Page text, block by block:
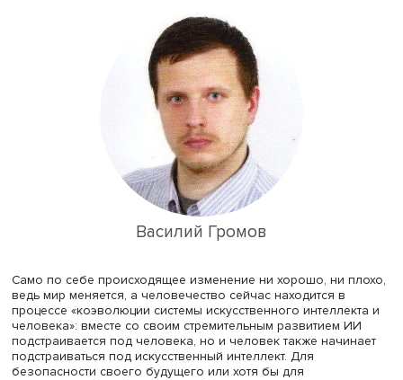
имели перед собой некую цель, будь то «Курочка Ряба»,
«Война и мир» или учебник математического анализа
первокурсников, отмечает профессор. Однако сейчас
самого раннего возраста окружены текстами,
непонятно кем, для кого и для чего. Василий Громов и
коллеги задались вопросом, вырастет ли этот ребенок
же, каким выросли все мы.